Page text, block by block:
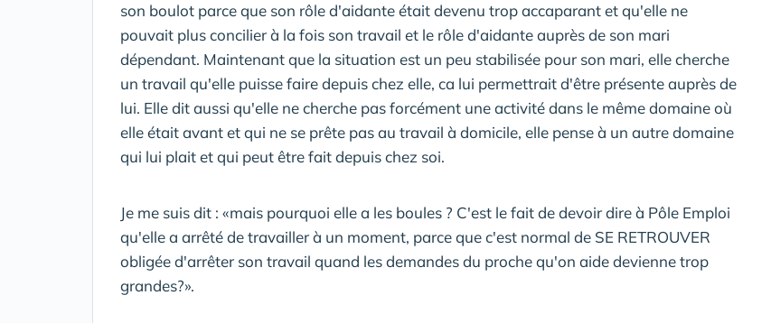
son boulot parce que son rôle d'aidante était devenu trop accaparant et qu'elle ne
pouvait plus concilier à la fois son travail et le rôle d'aidante auprès de son mari
dépendant. Maintenant que la situation est un peu stabilisée pour son mari, elle cherche
un travail qu'elle puisse faire depuis chez elle, ca lui permettrait d'être présente auprès de
lui. Elle dit aussi qu'elle ne cherche pas forcément une activité dans le même domaine où
elle était avant et qui ne se prête pas au travail à domicile, elle pense à un autre domaine
qui lui plait et qui peut être fait depuis chez soi.
Je me suis dit : «mais pourquoi elle a les boules ? C'est le fait de devoir dire à Pôle Emploi
qu'elle a arrêté de travailler à un moment, parce que c'est normal de SE RETROUVER
obligée d'arrêter son travail quand les demandes du proche qu'on aide devienne trop
grandes?».